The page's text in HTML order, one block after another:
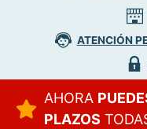
ATENCIÓN
AHORA
PLAZOS